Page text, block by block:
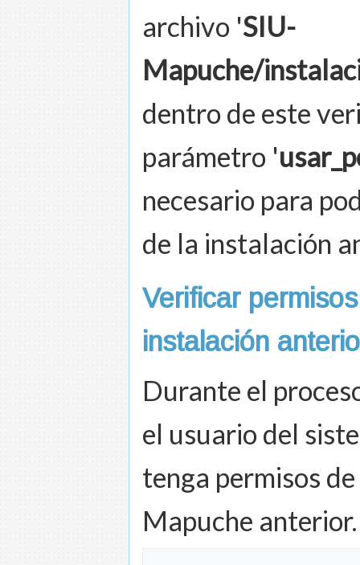
archivo 'SIU-
Mapuche/
dentro de este
parámetro '
necesario para
de la instalación
Verificar
instalación
Durante el
el usuario del
tenga permisos
Mapuche anterior.